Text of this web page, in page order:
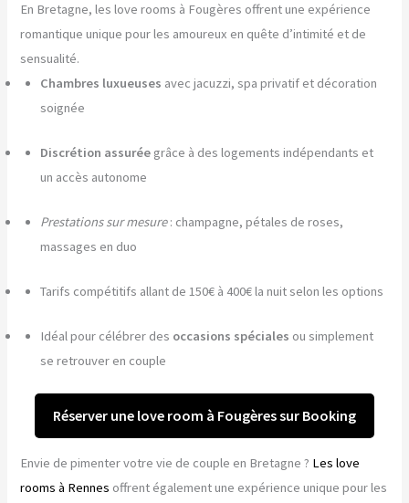
En Bretagne, les love rooms à Fougères offrent une expérience
romantique unique pour les amoureux en quête d’intimité et de
sensualité.
Chambres luxueuses avec jacuzzi, spa privatif et décoration
soignée
Discrétion assurée grâce à des logements indépendants et
un accès autonome
Prestations sur mesure: champagne, pétales de roses,
massages en duo
Tarifs compétitifs allant de 150€ à 400€ la nuit selon les options
Idéal pour célébrer des occasions spéciales ou simplement
se retrouver en couple
Réserver une love room à Fougères sur Booking
Envie de pimenter votre vie de couple en Bretagne ? Les love
rooms à Rennes offrent également une expérience unique pour les